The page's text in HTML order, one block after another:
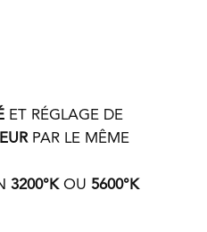
ET RÉGLAGE DE
PAR LE MÊME
3200°KOU 5600°K